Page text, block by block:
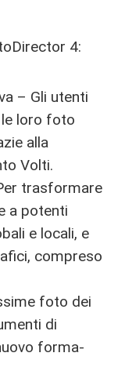
4:
– Gli utenti
loro foto
alla
Volti.
trasformare
a potenti
e locali, e
compreso
foto dei
di
forma-